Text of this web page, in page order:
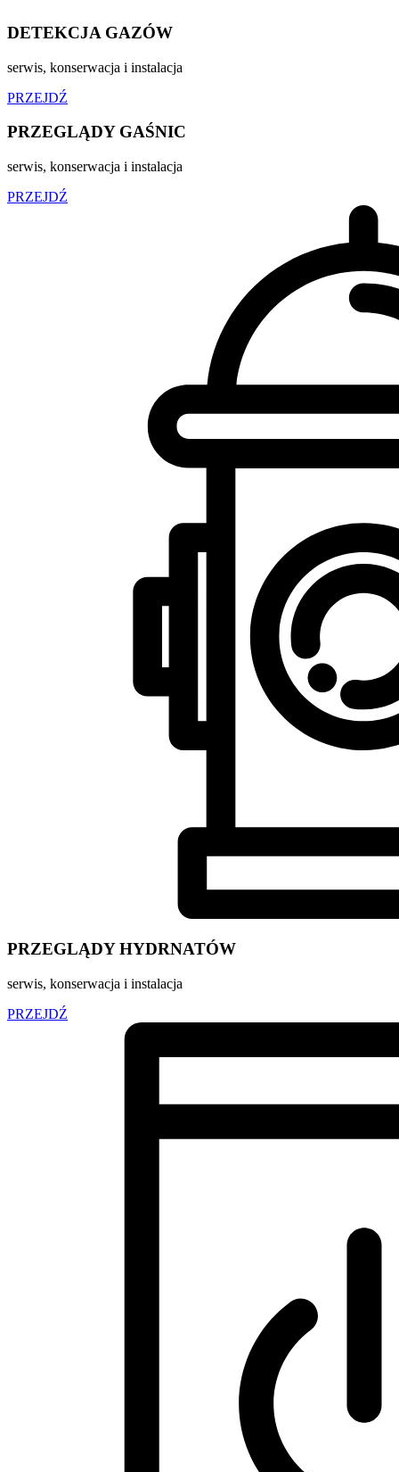
DETEKCJA GAZÓW
serwis, konserwacja i instalacja
PRZEJDŹ
PRZEGLĄDY GAŚNIC
serwis, konserwacja i instalacja
PRZEJDŹ
PRZEGLĄDY HYDRNATÓW
serwis, konserwacja i instalacja
PRZEJDŹ